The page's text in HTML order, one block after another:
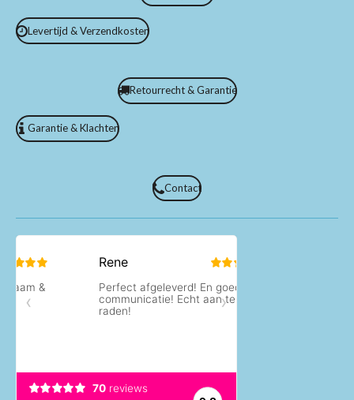
Levertijd & Verzendkosten
Retourrecht & Garantie
Garantie & Klachten
Contact